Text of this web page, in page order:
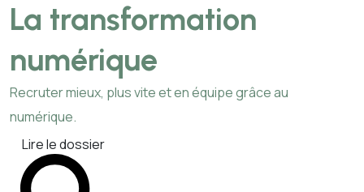
La transformation
numérique
Recruter mieux, plus vite et en équipe grâce au
numérique.
Lire le dossier